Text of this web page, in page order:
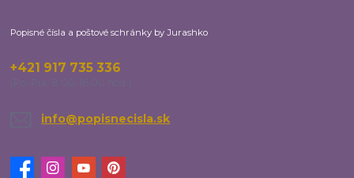
Popisné čísla a poštové schránky by Jurashko
+421 917 735 336
info@popisnecisla.sk